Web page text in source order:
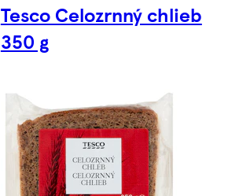
Tesco Celozrnný chlieb
350 g